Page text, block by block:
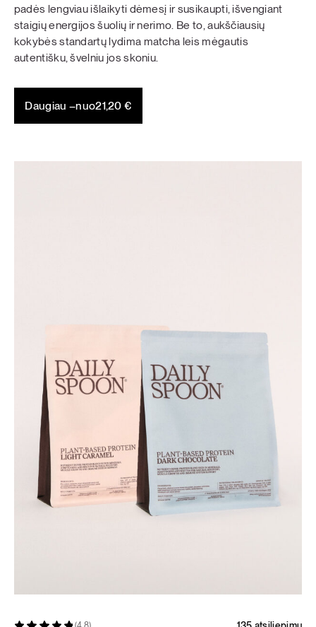
padės lengviau išlaikyti dėmesį ir susikaupti, išvengiant
staigių energijos šuolių ir nerimo. Be to, aukščiausių
kokybės standartų lydima matcha leis mėgautis
autentišku, švelniu jos skoniu.
Daugiau –nuo21,20€